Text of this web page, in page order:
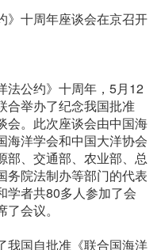
》十周年座谈会在京召开
法公约》十周年，5月12
合举办了纪念我国批准
会。此次座谈会由中国海
海洋学会和中国大洋协会
部、交通部、农业部、总
务院法制办等部门的代表
学者共80多人参加了会
会议。
我国自批准《联合国海洋